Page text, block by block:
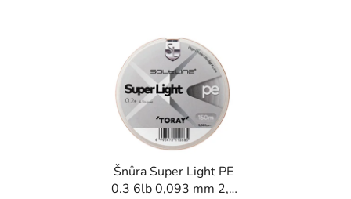
Šnůra Super Light PE
0.3 6lb 0,093 mm 2,8